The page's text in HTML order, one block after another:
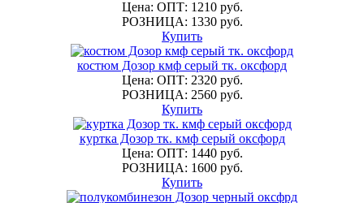
Цена: ОПТ: 1210 руб.
РОЗНИЦА: 1330 руб.
Купить
костюм Дозор кмф серый тк. оксфорд
Цена: ОПТ: 2320 руб.
РОЗНИЦА: 2560 руб.
Купить
куртка Дозор тк. кмф серый оксфорд
Цена: ОПТ: 1440 руб.
РОЗНИЦА: 1600 руб.
Купить